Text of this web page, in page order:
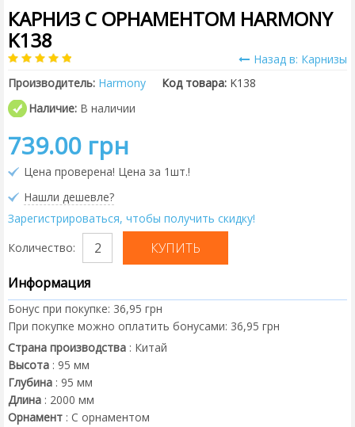
КАРНИЗ С ОРНАМЕНТОМ HARMONY
K138
Назад в: Карнизы
Производитель: Harmony Код товара: K138
Наличие: В наличии
739.00 грн
Цена проверена! Цена за 1шт.!
Нашли дешевле?
Зарегистрироваться, чтобы получить скидку!
Количество:
Информация
Бонус при покупке: 36,95 грн
При покупке можно оплатить бонусами: 36,95 грн
Страна производства : Китай
Высота : 95 мм
Глубина : 95 мм
Длина : 2000 мм
Орнамент : С орнаментом